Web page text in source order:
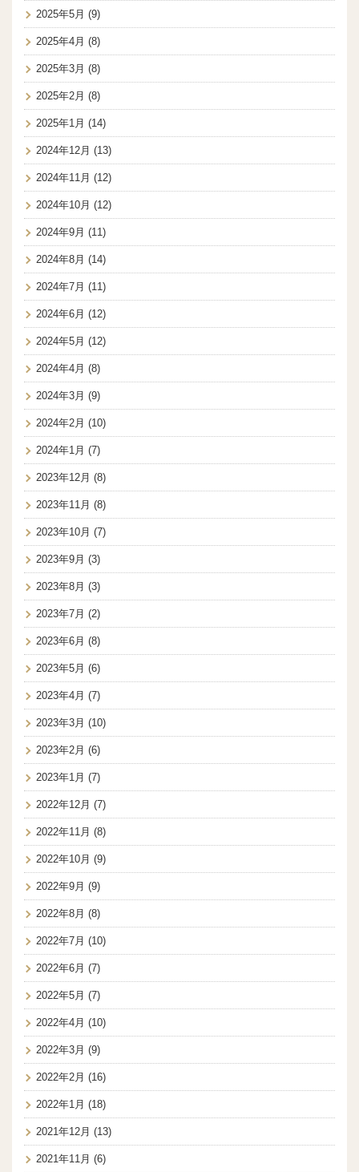
2025年5月 (9)
2025年4月 (8)
2025年3月 (8)
2025年2月 (8)
2025年1月 (14)
2024年12月 (13)
2024年11月 (12)
2024年10月 (12)
2024年9月 (11)
2024年8月 (14)
2024年7月 (11)
2024年6月 (12)
2024年5月 (12)
2024年4月 (8)
2024年3月 (9)
2024年2月 (10)
2024年1月 (7)
2023年12月 (8)
2023年11月 (8)
2023年10月 (7)
2023年9月 (3)
2023年8月 (3)
2023年7月 (2)
2023年6月 (8)
2023年5月 (6)
2023年4月 (7)
2023年3月 (10)
2023年2月 (6)
2023年1月 (7)
2022年12月 (7)
2022年11月 (8)
2022年10月 (9)
2022年9月 (9)
2022年8月 (8)
2022年7月 (10)
2022年6月 (7)
2022年5月 (7)
2022年4月 (10)
2022年3月 (9)
2022年2月 (16)
2022年1月 (18)
2021年12月 (13)
2021年11月 (6)